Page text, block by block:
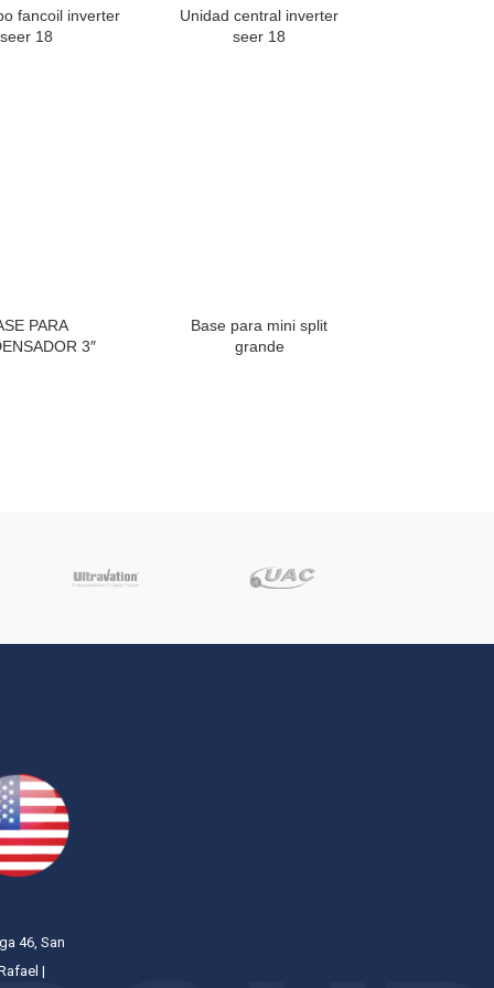
fancoil inverter
seer 18
Unidad central inverter
seer 18
PARA
3″
Base para mini split
grande
46, San
|